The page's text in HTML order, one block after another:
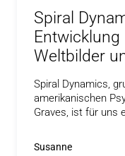
Spiral
Weltbilder
Spiral Dynamics,
amerikanischen
Graves, ist für uns
Susanne